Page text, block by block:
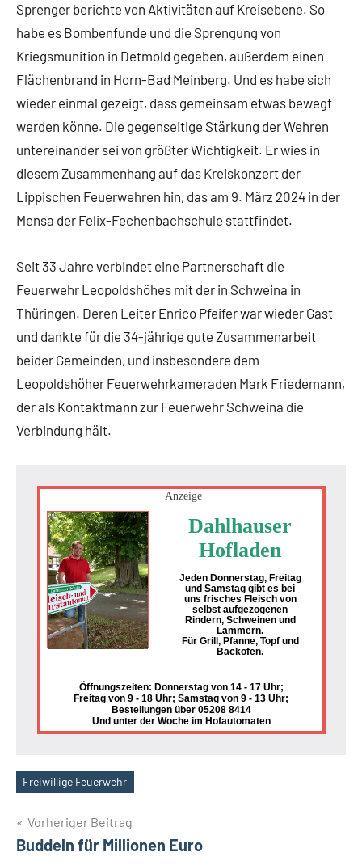
Sprenger berichte von Aktivitäten auf Kreisebene. So
habe es Bombenfunde und die Sprengung von
Kriegsmunition in Detmold gegeben, außerdem einen
Flächenbrand in Horn-Bad Meinberg. Und es habe sich
wieder einmal gezeigt, dass gemeinsam etwas bewegt
werden könne. Die gegenseitige Stärkung der Wehren
untereinander sei von größter Wichtigkeit. Er wies in
diesem Zusammenhang auf das Kreiskonzert der
Lippischen Feuerwehren hin, das am 9. März 2024 in der
Mensa der Felix-Fechenbachschule stattfindet.
Seit 33 Jahre verbindet eine Partnerschaft die
Feuerwehr Leopoldshöhes mit der in Schweina in
Thüringen. Deren Leiter Enrico Pfeifer war wieder Gast
und dankte für die 34-jährige gute Zusammenarbeit
beider Gemeinden, und insbesondere dem
Leopoldshöher Feuerwehrkameraden Mark Friedemann,
der als Kontaktmann zur Feuerwehr Schweina die
Verbindung hält.
Anzeige
Dahlhauser
Hofladen
Jeden Donnerstag, Freitag
und Samstag gibt es bei
uns frisches Fleisch von
selbst aufgezogenen
Rindern, Schweinen und
Lämmern.
Für Grill, Pfanne, Topf und
Backofen.
Öffnungszeiten: Donnerstag von 14 - 17 Uhr;
Freitag von 9 - 18 Uhr; Samstag von 9 - 13 Uhr;
Bestellungen über 05208 8414
Und unter der Woche im Hofautomaten
Schlagwörter
Freiwillige Feuerwehr
Beitragsnavigation
Vorheriger Beitrag
Buddeln für Millionen Euro